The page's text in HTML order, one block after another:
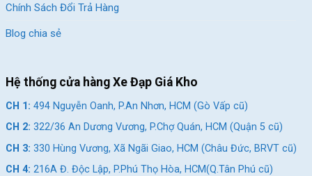
Chính Sách Đổi Trả Hàng
Blog chia sẻ
Hệ thống cửa hàng Xe Đạp Giá Kho
CH 1: 494 Nguyễn Oanh, P.An Nhơn, HCM (Gò Vấp cũ)
CH 2: 322/36 An Dương Vương, P.Chợ Quán, HCM (Quận 5 cũ)
CH 3: 330 Hùng Vương, Xã Ngãi Giao, HCM (Châu Đức, BRVT cũ)
CH 4: 216A Đ. Độc Lập, P.Phú Thọ Hòa, HCM(Q.Tân Phú cũ)